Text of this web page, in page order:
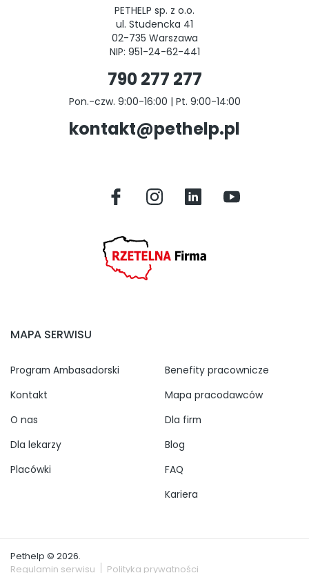
PETHELP sp. z o.o.
ul. Studencka 41
02-735 Warszawa
NIP: 951-24-62-441
790 277 277
Pon.-czw. 9:00-16:00 | Pt. 9:00-14:00
kontakt@pethelp.pl
MAPA SERWISU
Program Ambasadorski
Kontakt
O nas
Dla lekarzy
Placówki
Benefity pracownicze
Mapa pracodawców
Dla firm
Blog
FAQ
Kariera
Pethelp © 2026.
Regulamin serwisu
Polityka prywatności